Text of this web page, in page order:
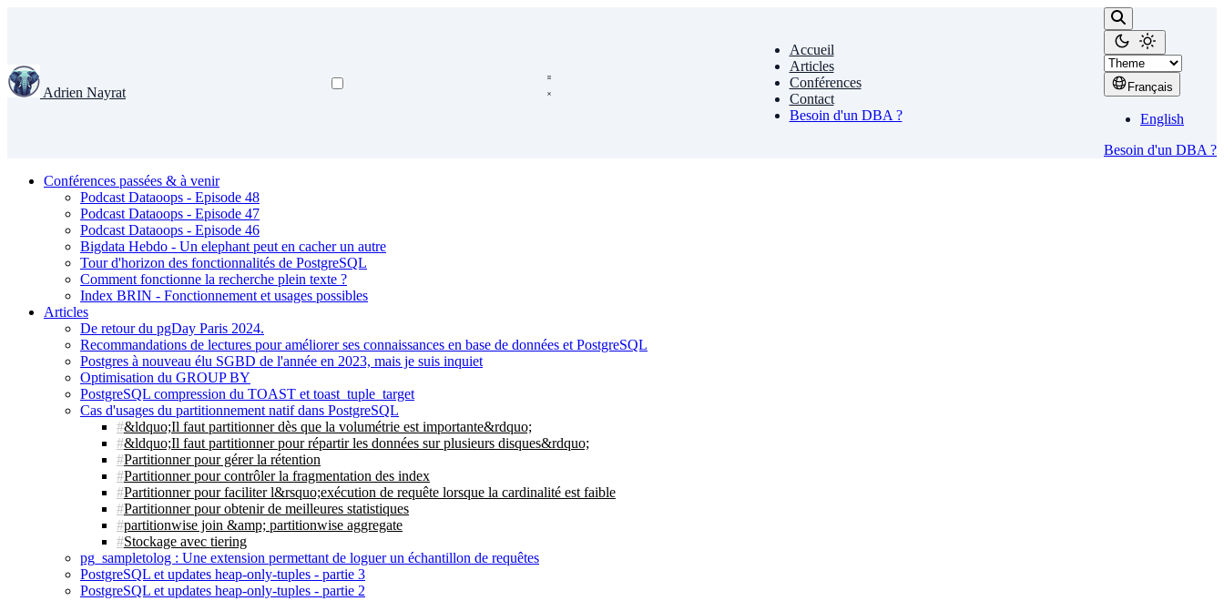
Adrien Nayrat
Accueil
Articles
Conférences
Contact
Besoin d'un DBA ?
Français
English
Besoin d'un DBA ?
Conférences passées & à venir
Podcast Dataoops - Episode 48
Podcast Dataoops - Episode 47
Podcast Dataoops - Episode 46
Bigdata Hebdo - Un elephant peut en cacher un autre
Tour d'horizon des fonctionnalités de PostgreSQL
Comment fonctionne la recherche plein texte ?
Index BRIN - Fonctionnement et usages possibles
Articles
De retour du pgDay Paris 2024.
Recommandations de lectures pour améliorer ses connaissances en base de données et PostgreSQL
Postgres à nouveau élu SGBD de l'année en 2023, mais je suis inquiet
Optimisation du GROUP BY
PostgreSQL compression du TOAST et toast_tuple_target
Cas d'usages du partitionnement natif dans PostgreSQL
&ldquo;Il faut partitionner dès que la volumétrie est importante&rdquo;
&ldquo;Il faut partitionner pour répartir les données sur plusieurs disques&rdquo;
Partitionner pour gérer la rétention
Partitionner pour contrôler la fragmentation des index
Partitionner pour faciliter l&rsquo;exécution de requête lorsque la cardinalité est faible
Partitionner pour obtenir de meilleures statistiques
partitionwise join &amp; partitionwise aggregate
Stockage avec tiering
pg_sampletolog : Une extension permettant de loguer un échantillon de requêtes
PostgreSQL et updates heap-only-tuples - partie 3
PostgreSQL et updates heap-only-tuples - partie 2